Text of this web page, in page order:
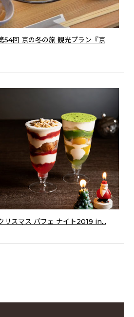
54回 京の冬の旅 観光プラン『京
リスマス パフェ ナイト2019 in...